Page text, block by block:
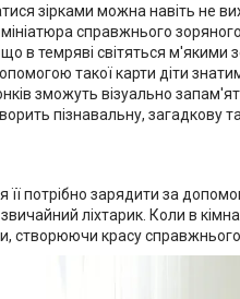
зірками можна навіть не
справжнього
що в темряві світяться
такої карти діти
зможуть візуально
пізнавальну, загадкову
її потрібно зарядити за
ліхтарик. Коли в
створюючи красу справжнього